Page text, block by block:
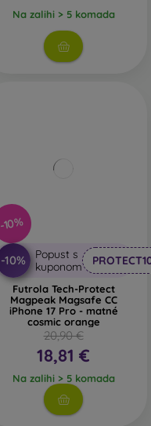
Na zalihi > 5 komada
-10%
-10%
Popust s
kuponom
Futrola Tech-Protect
Magpeak Magsafe CC
iPhone 17 Pro - matné
cosmic orange
20,90 €
18,81 €
Na zalihi > 5 komada